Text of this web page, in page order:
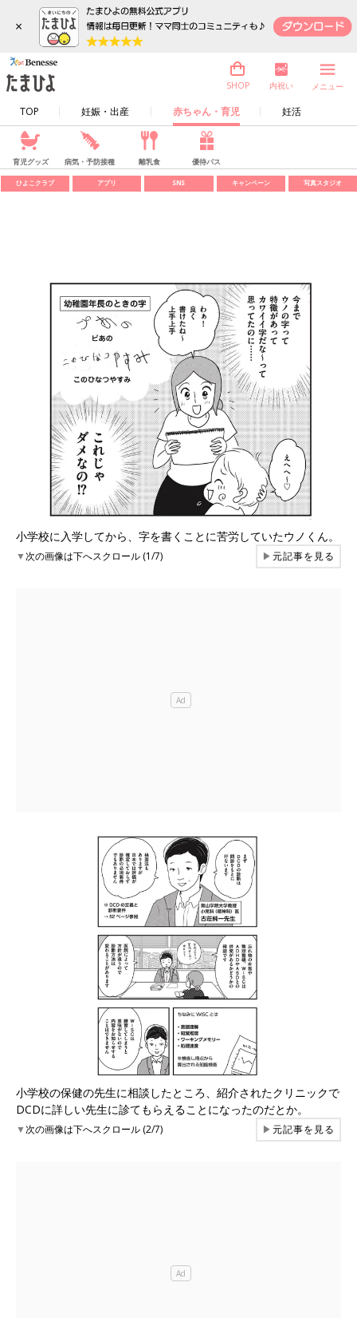
×
TOP 妊娠・出産 赤ちゃん・育児 妊活
SHOP 内祝い メニュー
育児グッズ 病気・予防接種 離乳食 優待パス
ひよこクラブ アプリ SNS キャンペーン 写真スタジオ
小学校に入学してから、字を書くことに苦労していたウノくん。
▼次の画像は下へスクロール (1/7) ▶元記事を見る
小学校の保健の先生に相談したところ、紹介されたクリニックで
DCDに詳しい先生に診てもらえることになったのだとか。
▼次の画像は下へスクロール (2/7) ▶元記事を見る